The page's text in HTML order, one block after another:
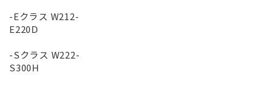
-Eクラス W212-
E220D
-Sクラス W222-
S300H